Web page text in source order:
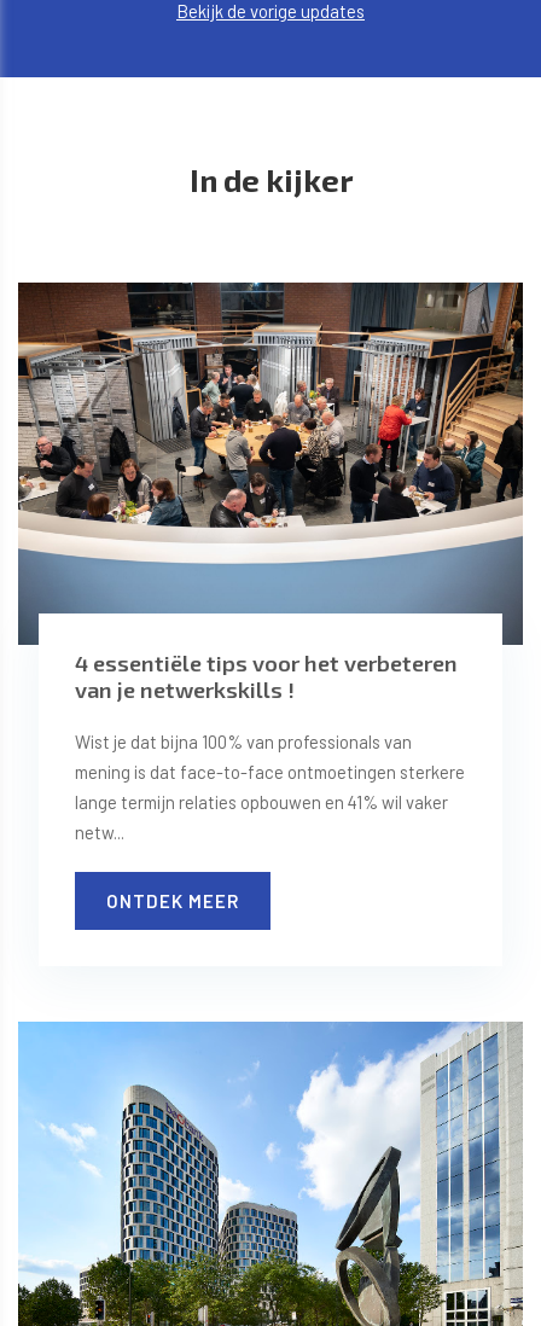
Bekijk de vorige updates
In de kijker
4 essentiële tips voor het verbeteren
van je netwerkskills !
Wist je dat bijna 100% van professionals van
mening is dat face-to-face ontmoetingen sterkere
lange termijn relaties opbouwen en 41% wil vaker
netw...
ONTDEK MEER